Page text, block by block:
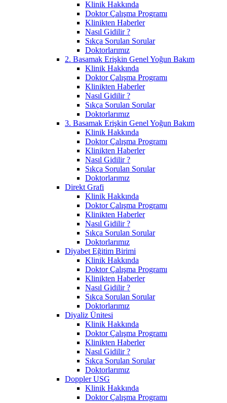
Klinik Hakkında
Doktor Çalışma Programı
Klinikten Haberler
Nasıl Gidilir ?
Sıkça Sorulan Sorular
Doktorlarımız
2. Basamak Erişkin Genel Yoğun Bakım
Klinik Hakkında
Doktor Çalışma Programı
Klinikten Haberler
Nasıl Gidilir ?
Sıkça Sorulan Sorular
Doktorlarımız
3. Basamak Erişkin Genel Yoğun Bakım
Klinik Hakkında
Doktor Çalışma Programı
Klinikten Haberler
Nasıl Gidilir ?
Sıkça Sorulan Sorular
Doktorlarımız
Direkt Grafi
Klinik Hakkında
Doktor Çalışma Programı
Klinikten Haberler
Nasıl Gidilir ?
Sıkça Sorulan Sorular
Doktorlarımız
Diyabet Eğitim Birimi
Klinik Hakkında
Doktor Çalışma Programı
Klinikten Haberler
Nasıl Gidilir ?
Sıkça Sorulan Sorular
Doktorlarımız
Diyaliz Ünitesi
Klinik Hakkında
Doktor Çalışma Programı
Klinikten Haberler
Nasıl Gidilir ?
Sıkça Sorulan Sorular
Doktorlarımız
Doppler USG
Klinik Hakkında
Doktor Çalışma Programı